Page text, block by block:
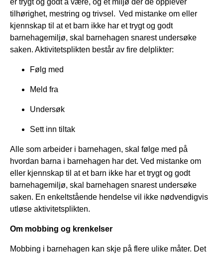
er trygt og godt å være, og et miljø der de opplever
tilhørighet, mestring og trivsel. Ved mistanke om eller
kjennskap til at et barn ikke har et trygt og godt
barnehagemiljø, skal barnehagen snarest undersøke
saken. Aktivitetsplikten består av fire delplikter:
Følg med
Meld fra
Undersøk
Sett inn tiltak
Alle som arbeider i barnehagen, skal følge med på
hvordan barna i barnehagen har det. Ved mistanke om
eller kjennskap til at et barn ikke har et trygt og godt
barnehagemiljø, skal barnehagen snarest undersøke
saken. En enkeltstående hendelse vil ikke nødvendigvis
utløse aktivitetsplikten.
Om mobbing og krenkelser
Mobbing i barnehagen kan skje på flere ulike måter. Det